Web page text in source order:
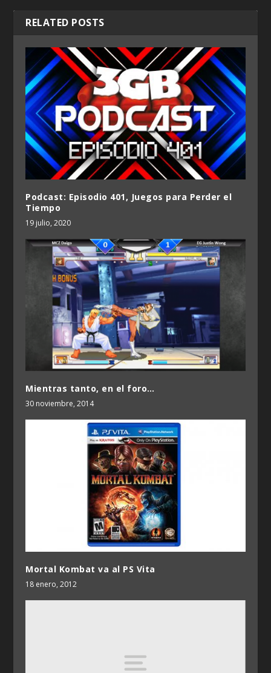
RELATED POSTS
Podcast: Episodio 401, Juegos para Perder el
Tiempo
19 julio, 2020
Mientras tanto, en el foro…
30 noviembre, 2014
Mortal Kombat va al PS Vita
18 enero, 2012